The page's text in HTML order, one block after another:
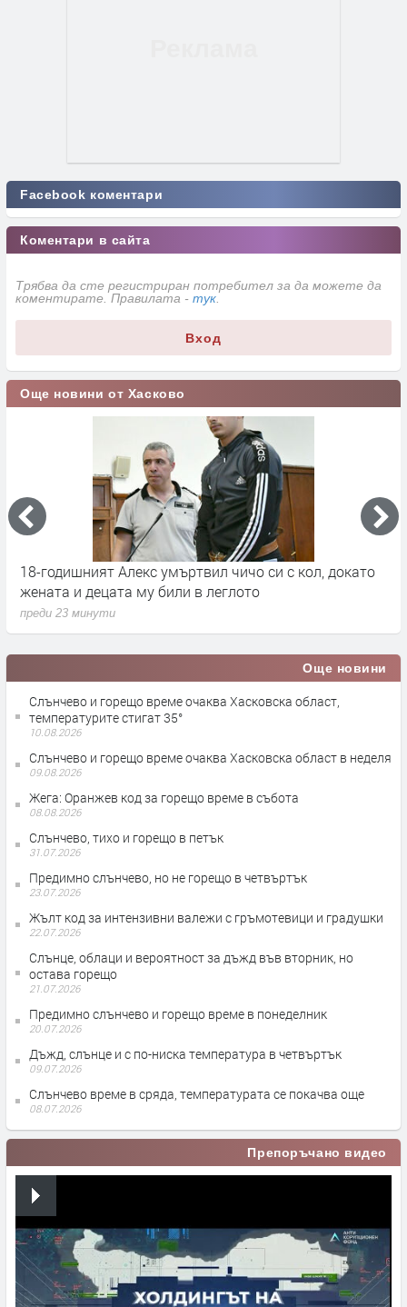
Facebook коментари
Коментари в сайта
Трябва да сте регистриран потребител за да можете да
коментирате. Правилата - тук
Вход
Още новини от Хасково
18-годишният Алекс умъртвил чичо си с кол, докато
жената и децата му били в леглото
преди 23 минути
Още новини
Слънчево и горещо време очаква Хасковска област,
температурите стигат 35°
10.08.2026
Слънчево и горещо време очаква Хасковска област в неделя
09.08.2026
Жега: Оранжев код за горещо време в събота
08.08.2026
Слънчево, тихо и горещо в петък
31.07.2026
Предимно слънчево, но не горещо в четвъртък
23.07.2026
Жълт код за интензивни валежи с гръмотевици и градушки
22.07.2026
Слънце, облаци и вероятност за дъжд във вторник, но
остава горещо
21.07.2026
Предимно слънчево и горещо време в понеделник
20.07.2026
Дъжд, слънце и с по-ниска температура в четвъртък
09.07.2026
Слънчево време в сряда, температурата се покачва още
08.07.2026
Препоръчано видео